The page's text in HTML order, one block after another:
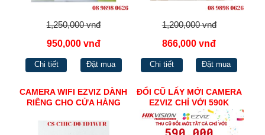
1,250,000 vnđ
950,000 vnđ
Chi tiết Đặt mua
1,200,000 vnđ
866,000 vnđ
Chi tiết Đặt mua
CAMERA WIFI EZVIZ DÀNH
RIÊNG CHO CỬA HÀNG
1D1WFR
ĐỔI CŨ LẤY MỚI CAMERA
EZVIZ CHỈ VỚI 590K